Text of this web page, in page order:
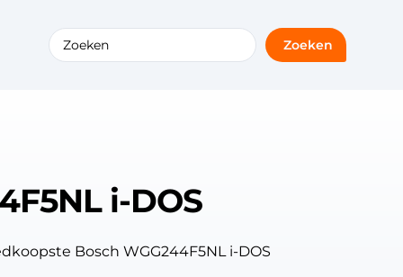
Zoeken
i-DOS
Bosch WGG244F5NL i-DOS